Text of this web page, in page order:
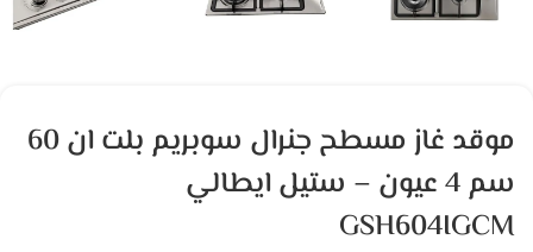
موقد غاز مسطح جنرال سوبريم بلت ان 60
سم 4 عيون – ستيل ايطالي
GSH604IGCM